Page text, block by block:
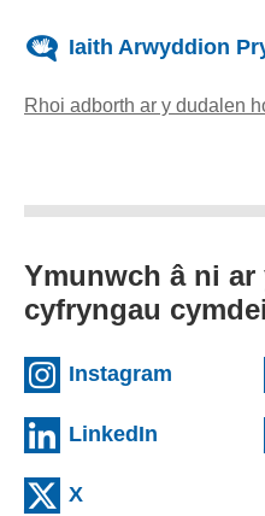
Iaith Arwyddion
Rhoi adborth ar y dudalen
Ymunwch â ni ar
cyfryngau
Instagram
LinkedIn (external
X